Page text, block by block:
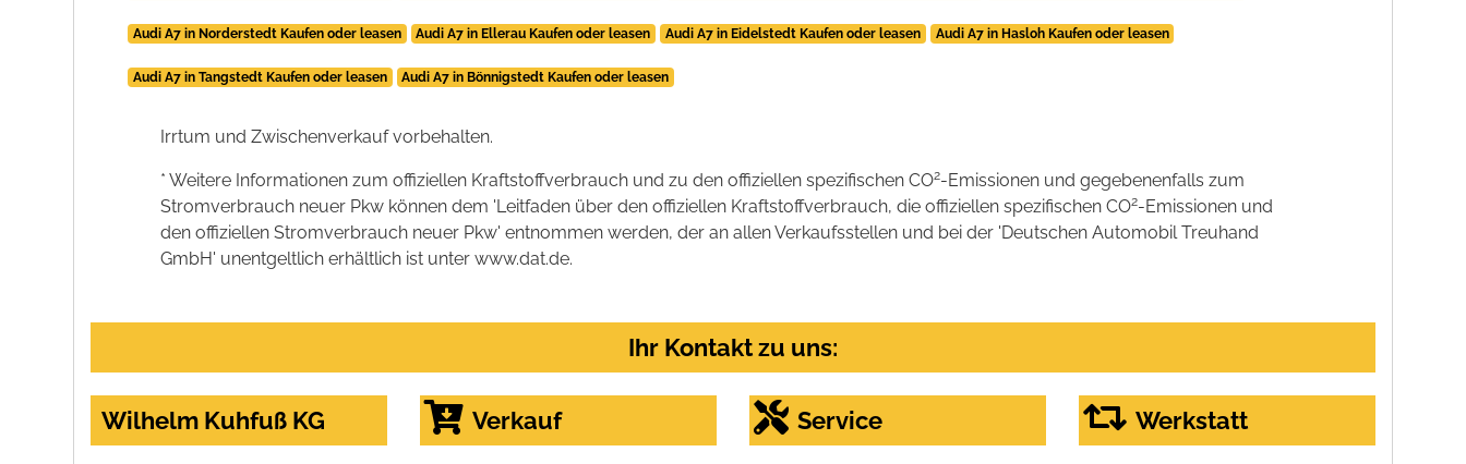
Audi A7 in Norderstedt Kaufen oder leasen Audi A7 in Ellerau Kaufen oder leasen Audi A7 in Eidelstedt Kaufen oder leasen Audi A7 in Hasloh Kaufen oder leasen
Audi A7 in Tangstedt Kaufen oder leasen Audi A7 in Bönnigstedt Kaufen oder leasen
Irrtum und Zwischenverkauf vorbehalten.
* Weitere Informationen zum offiziellen Kraftstoffverbrauch und zu den offiziellen spezifischen CO2-Emissionen und gegebenenfalls zum
Stromverbrauch neuer Pkw können dem 'Leitfaden über den offiziellen Kraftstoffverbrauch, die offiziellen spezifischen CO2-Emissionen und
den offiziellen Stromverbrauch neuer Pkw' entnommen werden, der an allen Verkaufsstellen und bei der 'Deutschen Automobil Treuhand
GmbH' unentgeltlich erhältlich ist unter www.dat.de.
Ihr Kontakt zu uns:
Wilhelm Kuhfuß KG Verkauf Service Werkstatt